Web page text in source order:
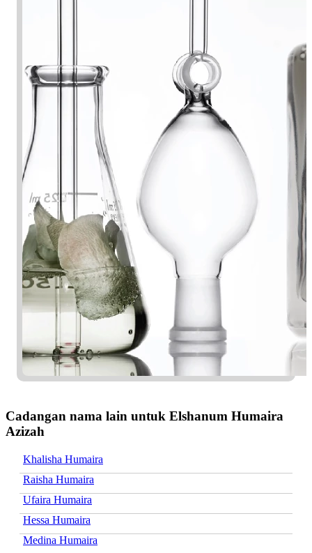
Cadangan nama lain untuk Elshanum Humaira
Azizah
Khalisha Humaira
Raisha Humaira
Ufaira Humaira
Hessa Humaira
Medina Humaira